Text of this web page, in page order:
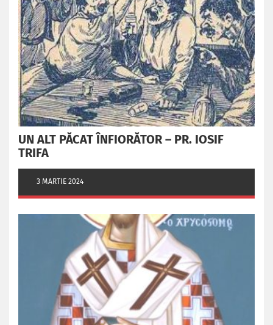
UN ALT PĂCAT ÎNFIORĂTOR – PR. IOSIF
TRIFA
3 MARTIE 2024